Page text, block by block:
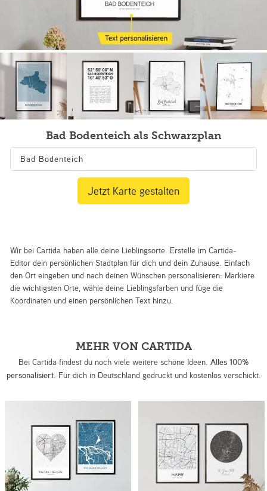
Bad Bodenteich als Schwarzplan
Wir bei Cartida haben alle deine Lieblingsorte. Erstelle im Cartida-
Editor dein persönlichen Stadtplan für dich und dein Zuhause. Einfach
den Ort eingeben und nach deinen Wünschen personalisieren: Markiere
die wichtigsten Orte, wähle deine Lieblingsfarben und füge die
Koordinaten und einen persönlichen Text hinzu.
Jetzt Karte gestalten
MEHR VON CARTIDA
Bei Cartida findest du noch viele weitere schöne Ideen. Alles 100%
personalisiert. Für dich in Deutschland gedruckt und kostenlos verschickt.